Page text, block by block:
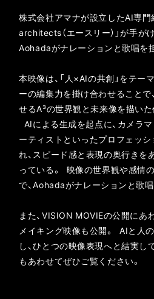
株式会社アマナが設立したAI専門
architects（エースリー）」が手が
Aohadaがナレーションと歌唱を
本映像は、「人×AIの共創」をテー
ーの編集力を掛け合わせることで
せるA³の世界観と未来像を描いた
AIによる生成を起点に、カメラマ
ーティストといったプロフェッ
れ、スピード感と表現の奥行きを
っている。 映像の世界観や感情
で、Aohadaがナレーションと歌唱
また、VISION MOVIEの公開にあ
メイキング映像も公開。 AIと人
し、ひとつの映像表現へと結実し
もあわせてぜひご覧ください。